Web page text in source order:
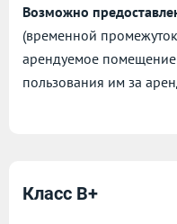
Возможно
(временной
арендуемое помещение
пользования им за
Класс B+